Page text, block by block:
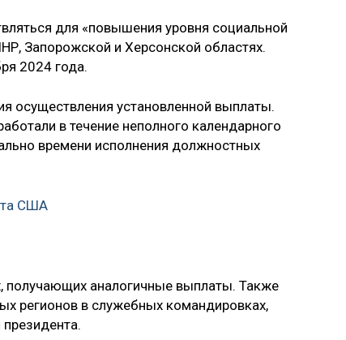
для «повышения уровня социальной
Запорожской и Херсонской областях.
2024 года.
осуществления установленной выплаты.
в течение неполного календарного
времени исполнения должностных
США
получающих аналогичные выплаты. Также
регионов в служебных командировках,